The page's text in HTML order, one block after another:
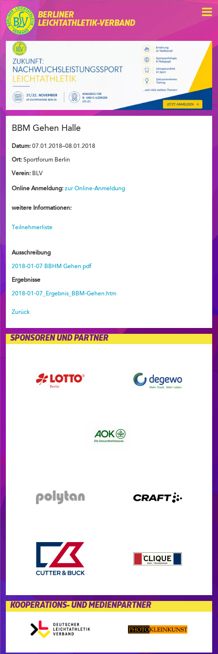
BERLINER
LEICHTATHLETIK-VERBAND
BBM Gehen Halle
Datum: 07.01.2018–08.01.2018
Ort: Sportforum Berlin
Verein: BLV
Online Anmeldung: zur Online-Anmeldung
weitere Informationen:
Teilnehmerliste
Ausschreibung
2018-01-07 BBHM Gehen.pdf
Ergebnisse
2018-01-07_Ergebnis_BBM-Gehen.htm
Zurück
SPONSOREN UND PARTNER
KOOPERATIONS- UND MEDIENPARTNER